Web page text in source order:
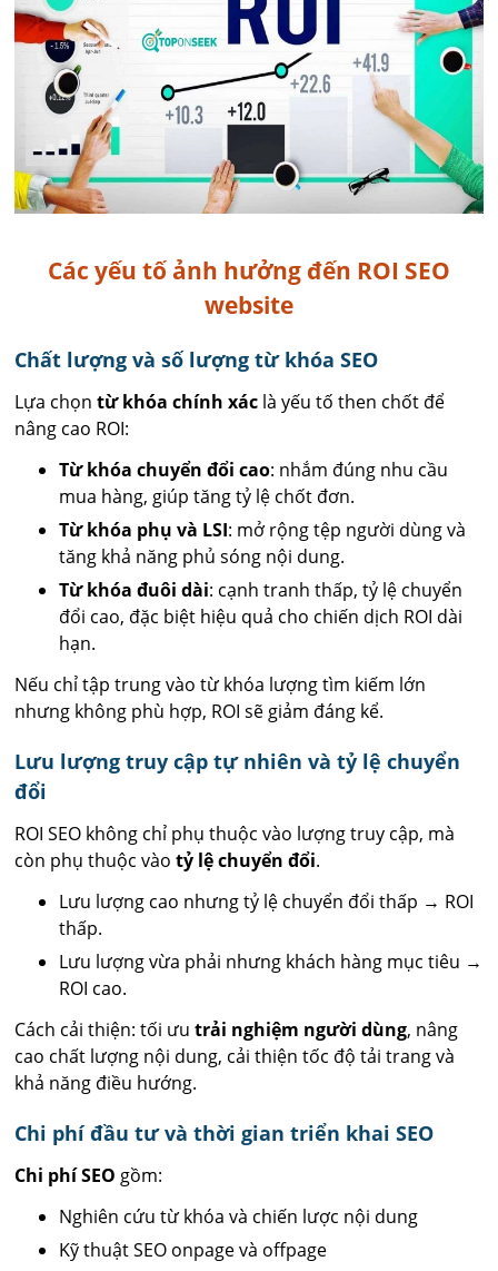
Các yếu tố ảnh hưởng đến ROI SEO
website
Chất lượng và số lượng từ khóa SEO
Lựa chọntừ khóa chính xác là yếu tố then chốt để
nâng cao ROI:
Từ khóa chuyển đổi cao: nhắm đúng nhu cầu
mua hàng, giúp tăng tỷ lệ chốt đơn.
Từ khóa phụ và LSI: mở rộng tệp người dùng và
tăng khả năng phủ sóng nội dung.
Từ khóa đuôi dài: cạnh tranh thấp, tỷ lệ chuyển
đổi cao, đặc biệt hiệu quả cho chiến dịch ROI dài
hạn.
Nếu chỉ tập trung vào từ khóa lượng tìm kiếm lớn
nhưng không phù hợp, ROI sẽ giảm đáng kể.
Lưu lượng truy cập tự nhiên và tỷ lệ chuyển
đổi
ROI SEO không chỉ phụ thuộc vào lượng truy cập, mà
còn phụ thuộc vàotỷ lệ chuyển đổi.
Lưu lượng cao nhưng tỷ lệ chuyển đổi thấp → ROI
thấp.
Lưu lượng vừa phải nhưng khách hàng mục tiêu →
ROI cao.
Cách cải thiện: tối ưutrải nghiệm người dùng, nâng
cao chất lượng nội dung, cải thiện tốc độ tải trang và
khả năng điều hướng.
Chi phí đầu tư và thời gian triển khai SEO
Chi phí SEO gồm:
Nghiên cứu từ khóa và chiến lược nội dung
Kỹ thuật SEO onpage và offpage